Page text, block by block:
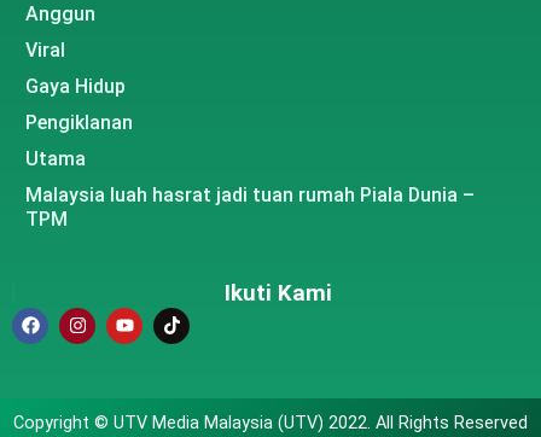
Anggun
Viral
Gaya Hidup
Pengiklanan
Utama
Malaysia luah hasrat jadi tuan rumah Piala Dunia –
TPM
Ikuti Kami
Copyright © UTV Media Malaysia (UTV) 2022. All Rights Reserved